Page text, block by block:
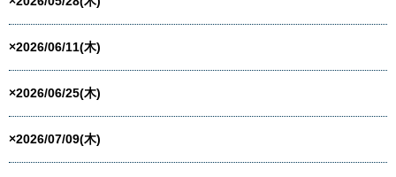
×2026/06/11(木)
×2026/06/25(木)
×2026/07/09(木)